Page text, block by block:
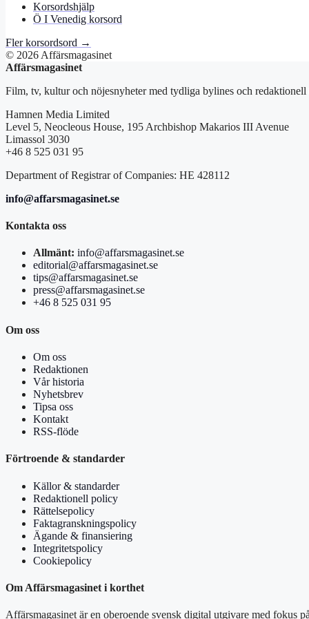
Korsordshjälp
Ö I Venedig korsord
Fler korsordsord →
© 2026 Affärsmagasinet
Affärsmagasinet
Film, tv, kultur och nöjesnyheter med tydliga bylines och redaktionell
Hamnen Media Limited
Level 5, Neocleous House, 195 Archbishop Makarios III Avenue
Limassol 3030
+46 8 525 031 95
Department of Registrar of Companies: HE 428112
info@affarsmagasinet.se
Kontakta oss
Allmänt: info@affarsmagasinet.se
editorial@affarsmagasinet.se
tips@affarsmagasinet.se
press@affarsmagasinet.se
+46 8 525 031 95
Om oss
Om oss
Redaktionen
Vår historia
Nyhetsbrev
Tipsa oss
Kontakt
RSS-flöde
Förtroende & standarder
Källor & standarder
Redaktionell policy
Rättelsepolicy
Faktagranskningspolicy
Ägande & finansiering
Integritetspolicy
Cookiepolicy
Om Affärsmagasinet i korthet
Affärsmagasinet är en oberoende svensk digital utgivare med fokus